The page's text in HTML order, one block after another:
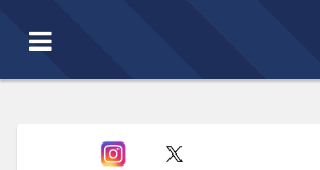
Toggle
navigation